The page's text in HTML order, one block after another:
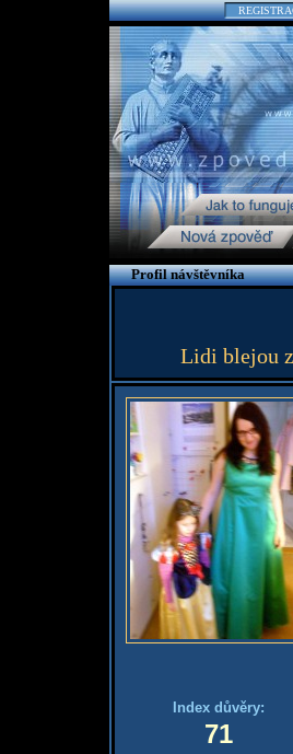
Profil návštěvníka
Lidi blejou
Index důvěry:
71